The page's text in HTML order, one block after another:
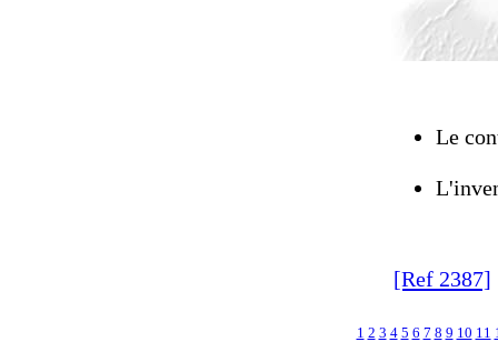
Le
[Ref 2387]
1 2 3 4 5 6 7 8 9 10 11